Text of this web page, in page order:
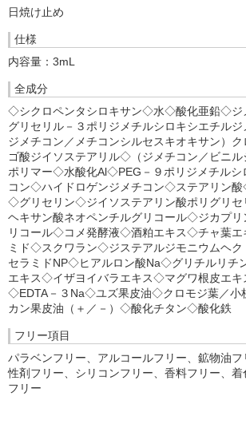
日焼け止め
仕様
内容量：3mL
全成分
◇シクロペンタシロキサン◇水◇酸化亜鉛◇
グリセリル－３ポリジメチルシロキシエチル
ジメチコン／メチコンシルセスキオキサン）
ゴ酸ジイソステアリル◇（ジメチコン／ビニル
ポリマー◇水酸化Al◇PEG－９ポリジメチルシ
コン◇ハイドロゲンジメチコン◇ステアリン
◇グリセリン◇ジイソステアリン酸ポリグリ
ヘキサン酸ネオペンチルグリコール◇ジカプリ
リコール◇コメ発酵液◇酒粕エキス◇チャ葉
ミド◇スクワラン◇ジステアルジモニウムヘ
セラミドNP◇ヒアルロン酸Na◇グリチルリチ
エキス◇イザヨイバラエキス◇マグワ根皮エ
◇EDTA－３Na◇ユズ果皮油◇クロモジ葉／小
カン果皮油（＋／－）◇酸化チタン◇酸化鉄
フリー項目
パラベンフリー、アルコールフリー、鉱物油
性剤フリー、シリコンフリー、香料フリー、着
フリー